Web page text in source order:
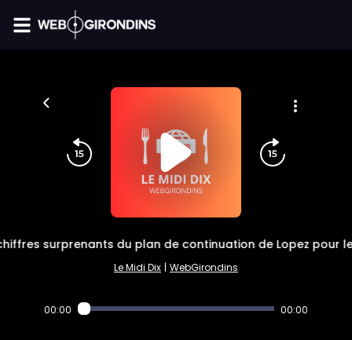
surprenants du plan de continuation de Lopez pour
Le Midi Dix | WebGirondins
00:00 00:00